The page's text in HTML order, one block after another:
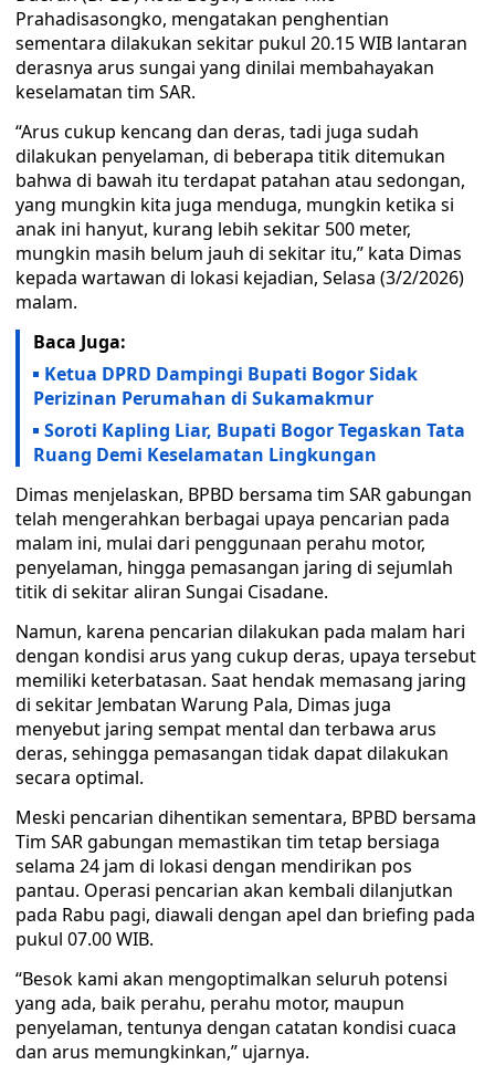
Prahadisasongko, mengatakan penghentian
sementara dilakukan sekitar pukul 20.15 WIB lantaran
derasnya arus sungai yang dinilai membahayakan
keselamatan tim SAR.
“Arus cukup kencang dan deras, tadi juga sudah
dilakukan penyelaman, di beberapa titik ditemukan
bahwa di bawah itu terdapat patahan atau sedongan,
yang mungkin kita juga menduga, mungkin ketika si
anak ini hanyut, kurang lebih sekitar 500 meter,
mungkin masih belum jauh di sekitar itu,” kata Dimas
kepada wartawan di lokasi kejadian, Selasa (3/2/2026)
malam.
Baca Juga:
Ketua DPRD Dampingi Bupati Bogor Sidak
Perizinan Perumahan di Sukamakmur
Soroti Kapling Liar, Bupati Bogor Tegaskan Tata
Ruang Demi Keselamatan Lingkungan
Dimas menjelaskan, BPBD bersama tim SAR gabungan
telah mengerahkan berbagai upaya pencarian pada
malam ini, mulai dari penggunaan perahu motor,
penyelaman, hingga pemasangan jaring di sejumlah
titik di sekitar aliran Sungai Cisadane.
Namun, karena pencarian dilakukan pada malam hari
dengan kondisi arus yang cukup deras, upaya tersebut
memiliki keterbatasan. Saat hendak memasang jaring
di sekitar Jembatan Warung Pala, Dimas juga
menyebut jaring sempat mental dan terbawa arus
deras, sehingga pemasangan tidak dapat dilakukan
secara optimal.
Meski pencarian dihentikan sementara, BPBD bersama
Tim SAR gabungan memastikan tim tetap bersiaga
selama 24 jam di lokasi dengan mendirikan pos
pantau. Operasi pencarian akan kembali dilanjutkan
pada Rabu pagi, diawali dengan apel dan briefing pada
pukul 07.00 WIB.
“Besok kami akan mengoptimalkan seluruh potensi
yang ada, baik perahu, perahu motor, maupun
penyelaman, tentunya dengan catatan kondisi cuaca
dan arus memungkinkan,” ujarnya.